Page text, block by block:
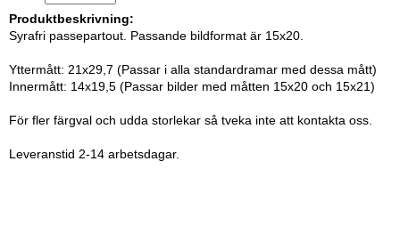
Produktbeskrivning:
Syrafri passepartout. Passande bildformat är 15x20.
Yttermått: 21x29,7 (Passar i alla standardramar med dessa mått)
Innermått: 14x19,5 (Passar bilder med måtten 15x20 och 15x21)
För fler färgval och udda storlekar så tveka inte att kontakta oss.
Leveranstid 2-14 arbetsdagar.